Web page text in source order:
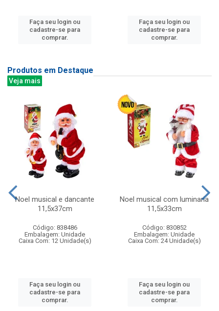
Faça seu login ou
cadastre-se para
comprar.
Faça seu login ou
cadastre-se para
comprar.
Produtos em Destaque
Veja mais
Noel musical e dancante
11,5x37cm
Código: 838486
Embalagem: Unidade
Caixa Com: 12 Unidade(s)
Faça seu login ou
cadastre-se para
comprar.
Noel musical com luminaria
11,5x33cm
Código: 830852
Embalagem: Unidade
Caixa Com: 24 Unidade(s)
Faça seu login ou
cadastre-se para
comprar.